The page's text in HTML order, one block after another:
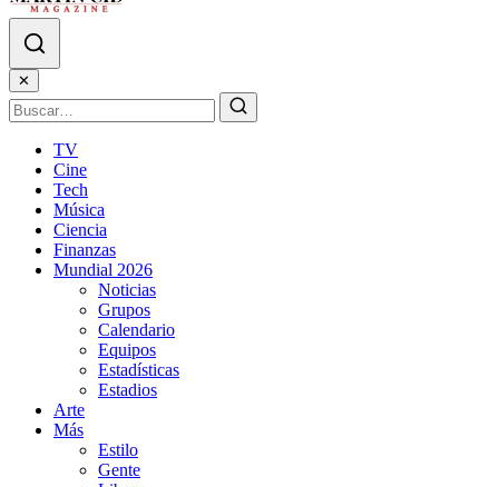
✕
TV
Cine
Tech
Música
Ciencia
Finanzas
Mundial 2026
Noticias
Grupos
Calendario
Equipos
Estadísticas
Estadios
Arte
Más
Estilo
Gente